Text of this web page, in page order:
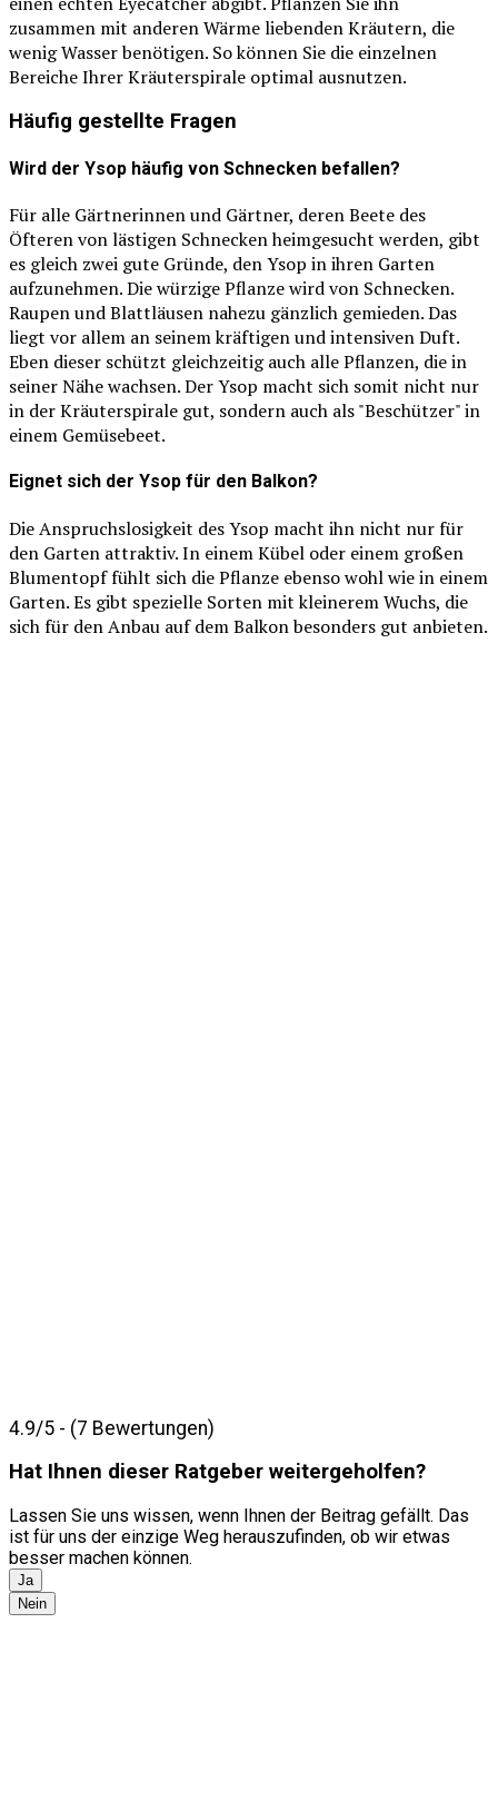
zusammen mit anderen Wärme liebenden Kräutern, die
wenig Wasser benötigen. So können Sie die einzelnen
Bereiche Ihrer Kräuterspirale optimal ausnutzen.
Häufig gestellte Fragen
Wird der Ysop häufig von Schnecken befallen?
Für alle Gärtnerinnen und Gärtner, deren Beete des
Öfteren von lästigen Schnecken heimgesucht werden, gibt
es gleich zwei gute Gründe, den Ysop in ihren Garten
aufzunehmen. Die würzige Pflanze wird von Schnecken.
Raupen und Blattläusen nahezu gänzlich gemieden. Das
liegt vor allem an seinem kräftigen und intensiven Duft.
Eben dieser schützt gleichzeitig auch alle Pflanzen, die in
seiner Nähe wachsen. Der Ysop macht sich somit nicht nur
in der Kräuterspirale gut, sondern auch als "Beschützer" in
einem Gemüsebeet.
Eignet sich der Ysop für den Balkon?
Die Anspruchslosigkeit des Ysop macht ihn nicht nur für
den Garten attraktiv. In einem Kübel oder einem großen
Blumentopf fühlt sich die Pflanze ebenso wohl wie in einem
Garten. Es gibt spezielle Sorten mit kleinerem Wuchs, die
sich für den Anbau auf dem Balkon besonders gut anbieten.
4.9/5 - (7 Bewertungen)
Hat Ihnen dieser Ratgeber weitergeholfen?
Lassen Sie uns wissen, wenn Ihnen der Beitrag gefällt. Das
ist für uns der einzige Weg herauszufinden, ob wir etwas
besser machen können.
Ja
Nein